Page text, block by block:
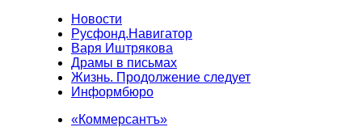
Новости
Русфонд.Навигатор
Варя Иштрякова
Драмы в письмах
Жизнь. Продолжение следует
Информбюро
«Коммерсантъ»